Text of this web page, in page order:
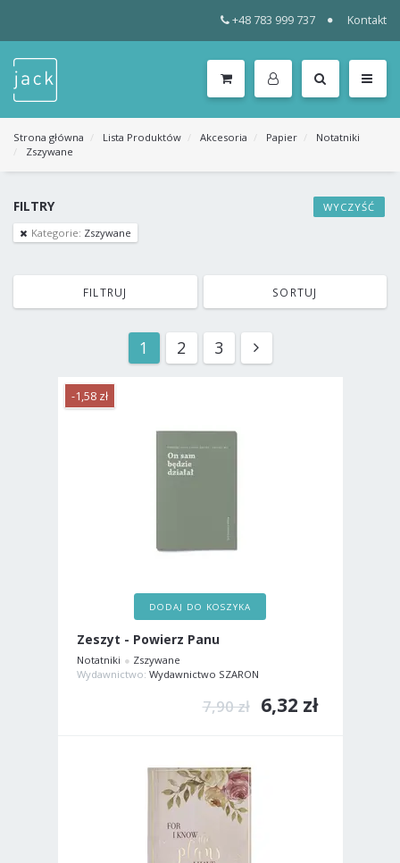
+48 783 999 737 Kontakt
KATEGORIE
MENU
Strona główna Lista Produktów Akcesoria Papier
Notatniki
Zszywane
FILTRY
WYCZYŚĆ
Kategorie: Zszywane
FILTRUJ SORTUJ
1 2 3
-1,58 zł
DODAJ DO KOSZYKA
Zeszyt - Powierz Panu
Notatniki
Zszywane
Wydawnictwo: Wydawnictwo SZARON
7,90 zł 6,32 zł